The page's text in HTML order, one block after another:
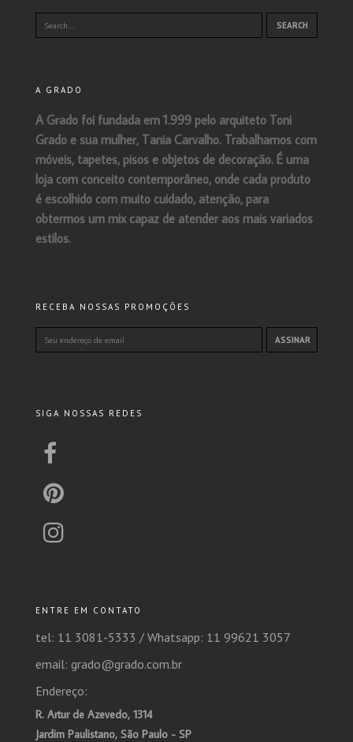
A GRADO
A Grado foi fundada em 1.999 pelo arquiteto Toni
Grado e sua mulher, Tania Carvalho. Trabalhamos com
móveis, tapetes, pisos e objetos de decoração. É uma
loja com conceito contemporâneo, onde cada produto
é escolhido com muito cuidado, atenção, para
obtermos um mix capaz de atender aos mais variados
estilos.
RECEBA NOSSAS PROMOÇÕES
SIGA NOSSAS REDES
ENTRE EM CONTATO
tel: 11 3081-5333 / Whatsapp: 11 99621 3057
email: grado@grado.com.br
Endereço:
R. Artur de Azevedo, 1314
Jardim Paulistano, São Paulo - SP